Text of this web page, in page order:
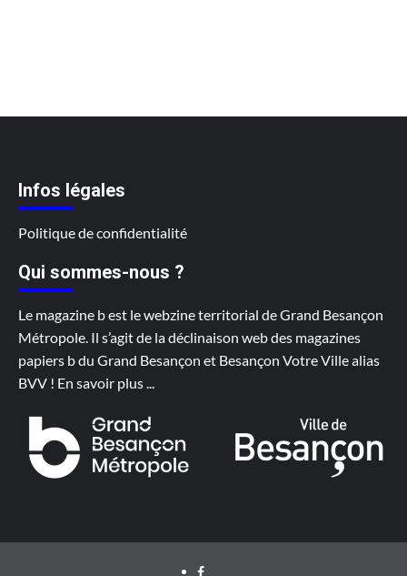
Infos légales
Politique de confidentialité
Qui sommes-nous ?
Le magazine b est le webzine territorial de Grand Besançon
Métropole. Il s’agit de la déclinaison web des magazines
papiers b du Grand Besançon et Besançon Votre Ville alias
BVV ! En savoir plus...
Facebook